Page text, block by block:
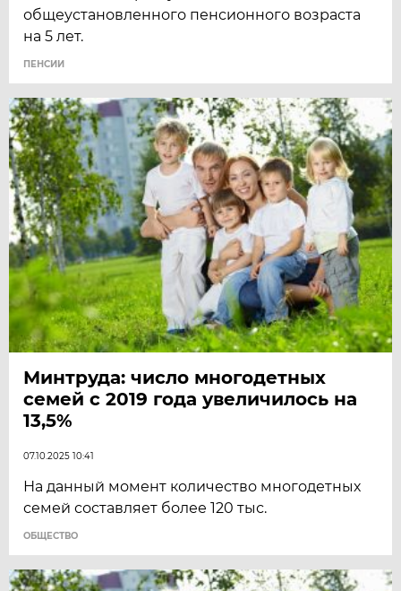
общеустановленного пенсионного возраста
на 5 лет.
ПЕНСИИ
Минтруда: число многодетных
семей с 2019 года увеличилось на
13,5%
07.10.2025 10:41
На данный момент количество многодетных
семей составляет более 120 тыс.
ОБЩЕСТВО